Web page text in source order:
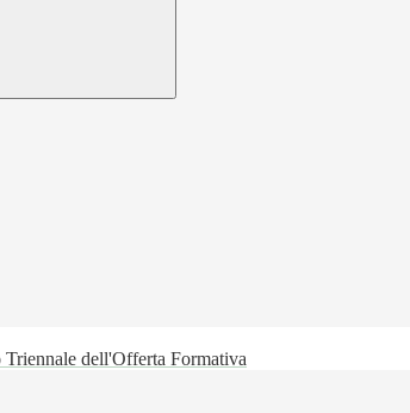
dell'Offerta Formativa